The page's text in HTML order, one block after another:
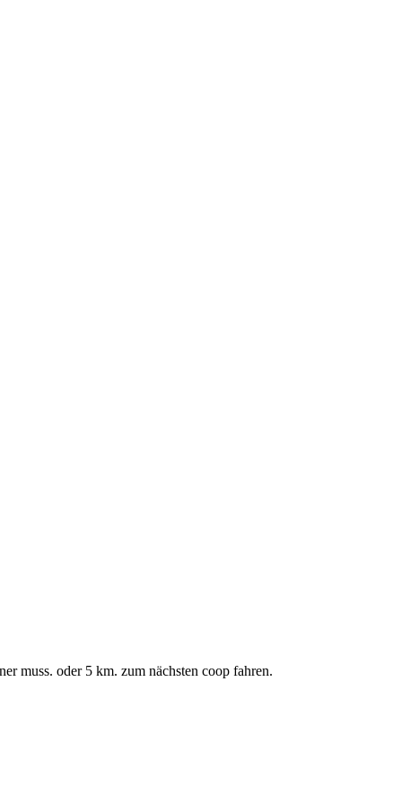
muss. oder 5 km. zum nächsten coop fahren.